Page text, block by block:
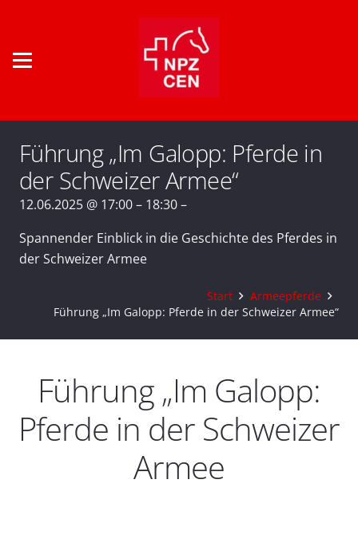
Führung „Im Galopp: Pferde in
der Schweizer Armee“
12.06.2025 @ 17:00 – 18:30 –
Spannender Einblick in die Geschichte des Pferdes in
der Schweizer Armee
Start
Armeepferde
Führung „Im Galopp: Pferde in der Schweizer Armee“
Führung „Im Galopp:
Pferde in der Schweizer
Armee